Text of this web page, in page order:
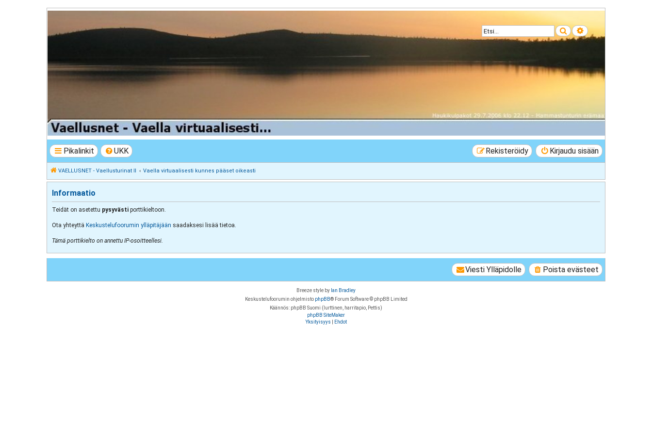
Etsi Tarkennettu haku
VAELLUSNET - Vaellusturinat II
Keskustelua vaeltamisesta ja Lapista
Pikalinkit UKK Kirjaudu sisään
Rekisteröidy
VAELLUSNET - Vaellusturinat II Vaella virtuaalisesti kunnes pääset oikeasti
Informaatio
Teidät on asetettu pysyvästi porttikieltoon.
Ota yhteyttä Keskustelufoorumin ylläpitäjään saadaksesi lisää tietoa.
Tämä porttikielto on annettu IP-osoitteellesi.
Poista evästeet
Viesti Ylläpidolle
Breeze style by Ian Bradley
Keskustelufoorumin ohjelmisto phpBB® Forum Software © phpBB Limited
Käännös: phpBB Suomi (lurttinen, harritapio, Pettis)
phpBB SiteMaker
Yksityisyys
Ehdot